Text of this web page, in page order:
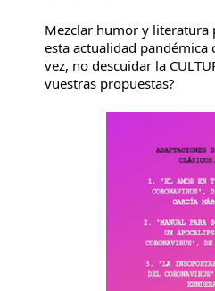
Mezclar humor y literatura
esta actualidad pandémica
vez, no descuidar la
vuestras propuestas?